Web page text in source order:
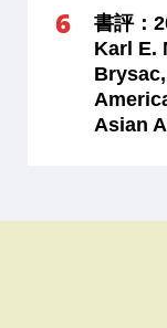
書評：
Karl E.
Asian